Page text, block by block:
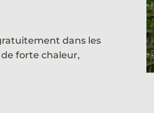
dans les
forte chaleur,